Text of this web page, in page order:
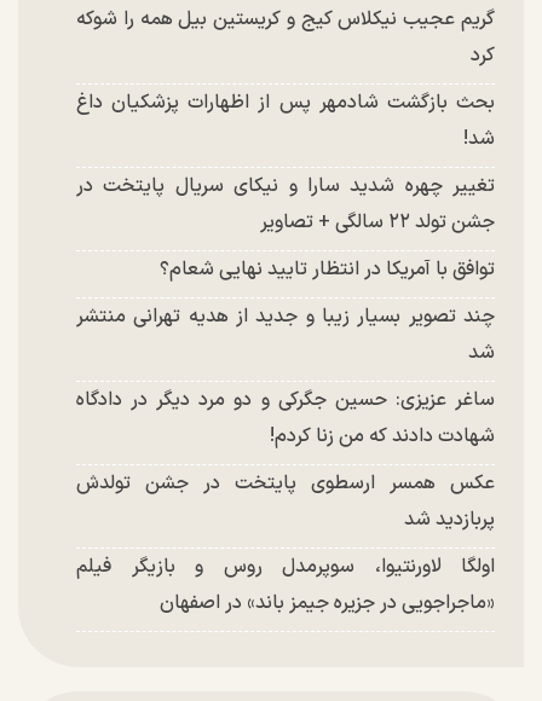
گریم عجیب نیکلاس کیج و کریستین بیل همه را شوکه
کرد
بحث بازگشت شادمهر پس از اظهارات پزشکیان داغ
شد!
تغییر چهره شدید سارا و نیکای سریال پایتخت در
جشن تولد ۲۲ سالگی + تصاویر
توافق با آمریکا در انتظار تایید نهایی شعام؟
چند تصویر بسیار زیبا و جدید از هدیه تهرانی منتشر
شد
ساغر عزیزی: حسین جگرکی و دو مرد دیگر در دادگاه
شهادت دادند که من زنا کردم!
عکس همسر ارسطوی پایتخت در جشن تولدش
پربازدید شد
اولگا لاورنتیوا، سوپرمدل روس و بازیگر فیلم
«ماجراجویی در جزیره جیمز باند» در اصفهان